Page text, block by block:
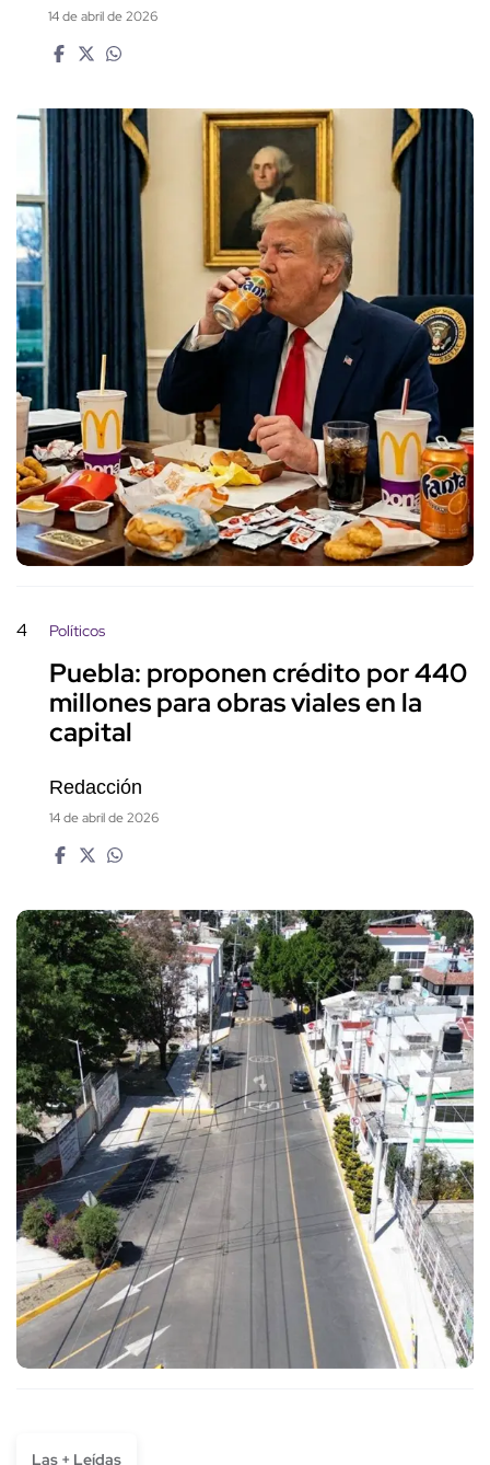
14 de abril de 2026
4 Políticos
Puebla: proponen crédito por 440
millones para obras viales en la
capital
Redacción
14 de abril de 2026
Las + Leídas